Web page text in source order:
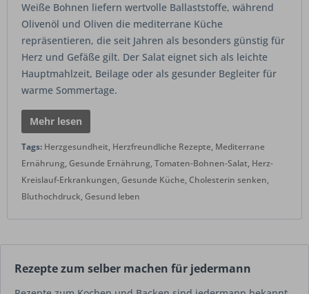
Weiße Bohnen liefern wertvolle Ballaststoffe, während
Olivenöl und Oliven die mediterrane Küche
repräsentieren, die seit Jahren als besonders günstig für
Herz und Gefäße gilt. Der Salat eignet sich als leichte
Hauptmahlzeit, Beilage oder als gesunder Begleiter für
warme Sommertage.
Mehr lesen
Tags: Herzgesundheit, Herzfreundliche Rezepte, Mediterrane
Ernährung, Gesunde Ernährung, Tomaten-Bohnen-Salat, Herz-
Kreislauf-Erkrankungen, Gesunde Küche, Cholesterin senken,
Bluthochdruck, Gesund leben
Rezepte zum selber machen für jedermann